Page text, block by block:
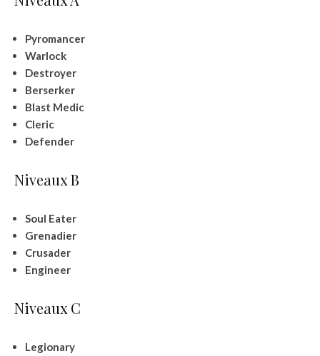
Pyromancer
Warlock
Destroyer
Berserker
Blast Medic
Cleric
Defender
Niveaux B
Soul Eater
Grenadier
Crusader
Engineer
Niveaux C
Legionary